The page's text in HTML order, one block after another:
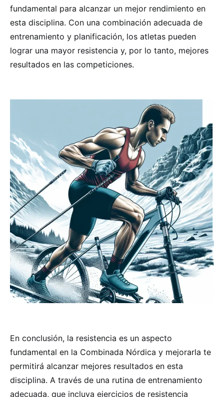
fundamental para alcanzar un mejor rendimiento en
esta disciplina. Con una combinación adecuada de
entrenamiento y planificación, los atletas pueden
lograr una mayor resistencia y, por lo tanto, mejores
resultados en las competiciones.
En conclusión, la resistencia es un aspecto
fundamental en la Combinada Nórdica y mejorarla te
permitirá alcanzar mejores resultados en esta
disciplina. A través de una rutina de entrenamiento
adecuada, que incluya ejercicios de resistencia